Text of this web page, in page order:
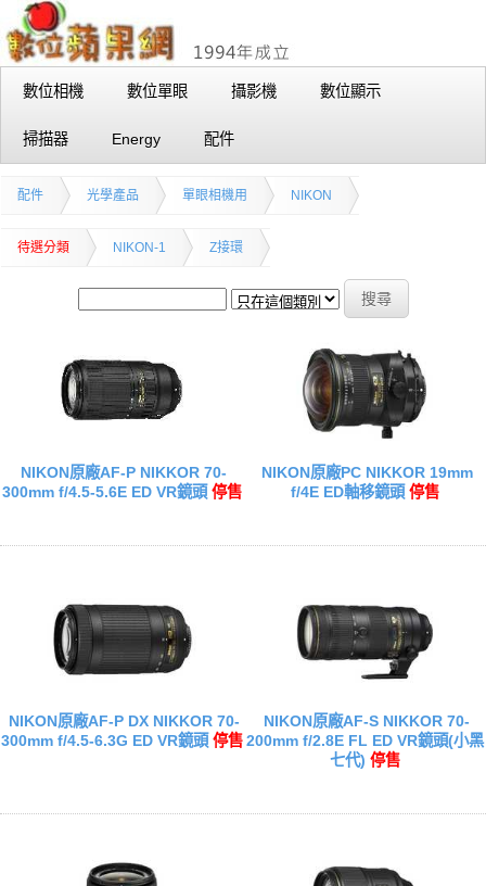
數位相機 數位單眼 攝影機 數位顯示
掃描器 Energy 配件
配件 光學產品 單眼相機用 NIKON
待選分類 NIKON-1 Z接環
NIKON原廠AF-P NIKKOR 70-
300mm f/4.5-5.6E ED VR鏡頭 停售
NIKON原廠PC NIKKOR 19mm
f/4E ED軸移鏡頭 停售
NIKON原廠AF-P DX NIKKOR 70-
300mm f/4.5-6.3G ED VR鏡頭 停售
NIKON原廠AF-S NIKKOR 70-
200mm f/2.8E FL ED VR鏡頭(小黑
七代) 停售